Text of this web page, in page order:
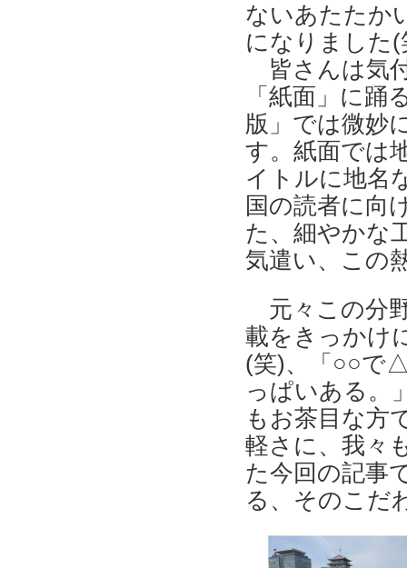
ないあたたか
になりました(
皆さんは気
「紙面」に
版」では微妙
す。紙面では
イトルに地名
国の読者に向
た、細やかな
気遣い、この
元々この分
載をきっかけ
(笑)、「○○で
っぱいある。
もお茶目な方
軽さに、我々
た今回の記事
る、そのこだ